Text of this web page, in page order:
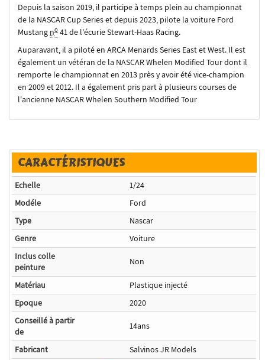
Depuis la saison 2019, il participe à temps plein au championnat
de la NASCAR Cup Series et depuis 2023, pilote la voiture Ford
Mustang no 41 de l'écurie Stewart-Haas Racing.
Auparavant, il a piloté en ARCA Menards Series East et West. Il est
également un vétéran de la NASCAR Whelen Modified Tour dont il
remporte le championnat en 2013 près y avoir été vice-champion
en 2009 et 2012. Il a également pris part à plusieurs courses de
l'ancienne NASCAR Whelen Southern Modified Tour
CARACTÉRISTIQUES
Echelle
1/24
Modéle
Ford
Type
Nascar
Genre
Voiture
Inclus colle
peinture
Non
Matériau
Plastique injecté
Epoque
2020
Conseillé à partir
de
14ans
Fabricant
Salvinos JR Models